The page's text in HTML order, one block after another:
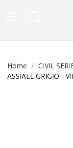
Home CIVIL
ASSIALE GRIGIO -